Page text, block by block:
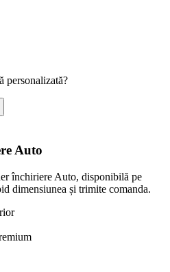
personalizată?
Auto
închiriere Auto, disponibilă pe
dimensiunea și trimite comanda.